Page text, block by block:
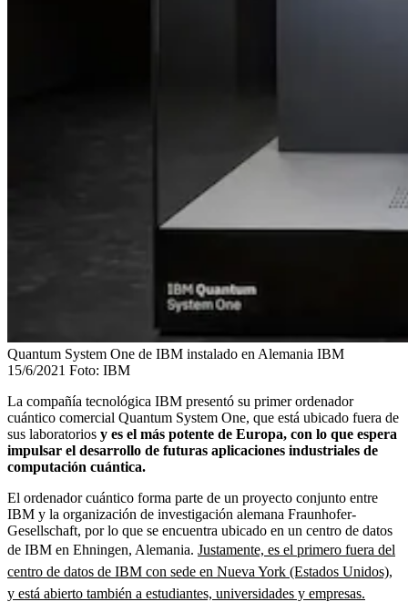
Quantum System One de IBM instalado en Alemania IBM
15/6/2021 Foto: IBM
La compañía tecnológica IBM presentó su primer ordenador
cuántico comercial Quantum System One, que está ubicado fuera de
sus laboratorios y es el más potente de Europa, con lo que espera
impulsar el desarrollo de futuras aplicaciones industriales de
computación cuántica.
El ordenador cuántico forma parte de un proyecto conjunto entre
IBM y la organización de investigación alemana Fraunhofer-
Gesellschaft, por lo que se encuentra ubicado en un centro de datos
de IBM en Ehningen, Alemania. Justamente, es el primero fuera del
centro de datos de IBM con sede en Nueva York (Estados Unidos),
y está abierto también a estudiantes, universidades y empresas.